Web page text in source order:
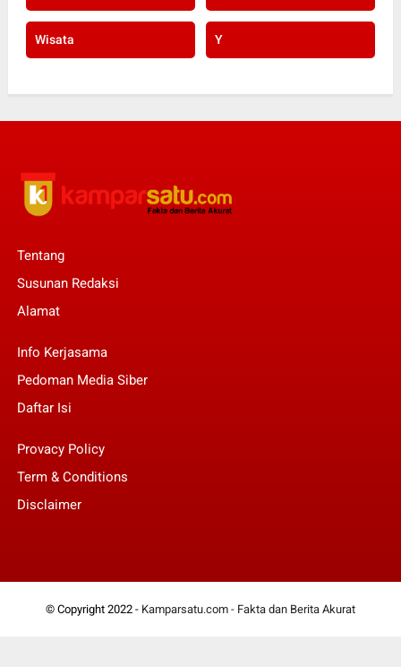
Wisata Y
Tentang
Susunan Redaksi
Alamat
Info Kerjasama
Pedoman Media Siber
Daftar Isi
Provacy Policy
Term & Conditions
Disclaimer
© Copyright 2022 - Kamparsatu.com - Fakta dan Berita Akurat